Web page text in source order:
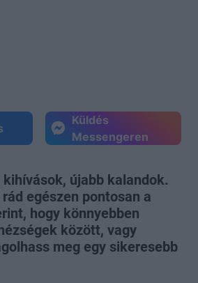
Küldés
Messengeren
kihívások, újabb kalandok.
egészen pontosan a
hogy könnyebben
között, vagy
meg egy sikeresebb